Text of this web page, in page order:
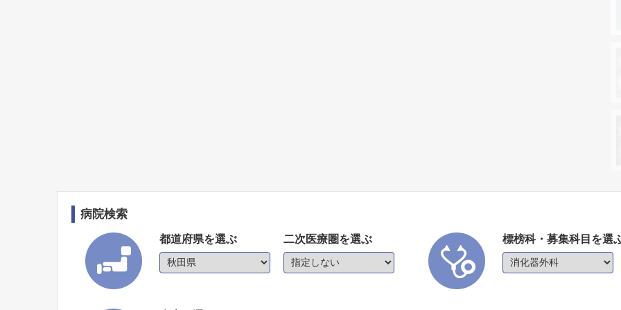
病院検索
都道府県を選ぶ 二次医療圏を選ぶ 標榜科・募集科目を選